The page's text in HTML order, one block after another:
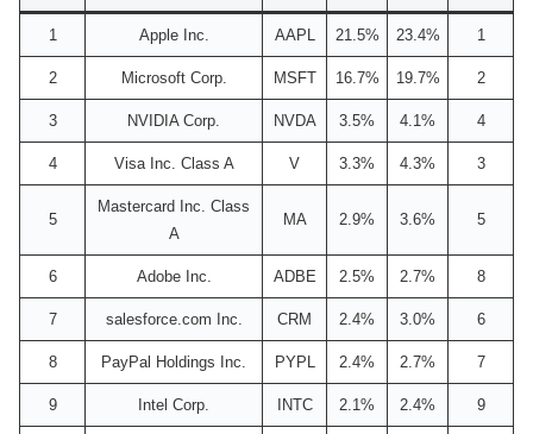
1 Apple Inc. AAPL 21.5% 23.4% 1
2 Microsoft Corp. MSFT 16.7% 19.7% 2
3 NVIDIA Corp. NVDA 3.5% 4.1% 4
4 Visa Inc. Class A V 3.3% 4.3% 3
5
Mastercard Inc. Class
A
MA 2.9% 3.6% 5
6 Adobe Inc. ADBE 2.5% 2.7% 8
7 salesforce.com Inc. CRM 2.4% 3.0% 6
8 PayPal Holdings Inc. PYPL 2.4% 2.7% 7
9 Intel Corp. INTC 2.1% 2.4% 9